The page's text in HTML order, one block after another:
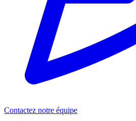
Contactez notre équipe